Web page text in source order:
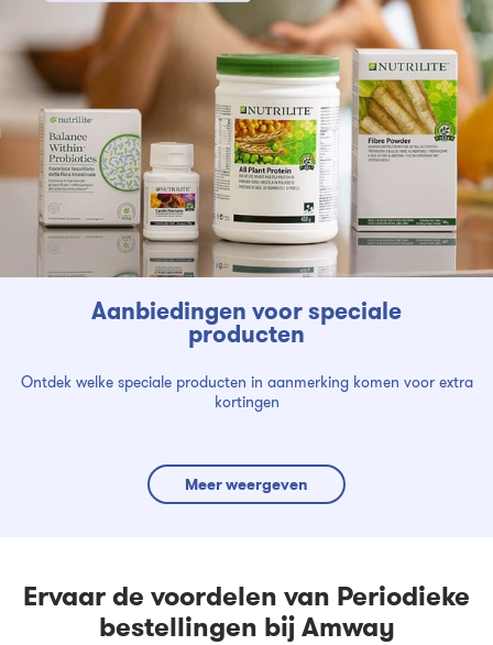
Aanbiedingen voor speciale
producten
Ontdek welke speciale producten in aanmerking komen voor extra
kortingen
Meer weergeven
Ervaar de voordelen van Periodieke
bestellingen bij Amway